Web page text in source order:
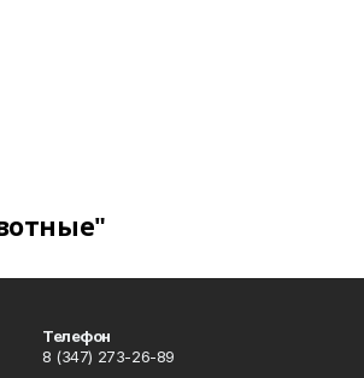
Телефон
8 (347) 273-26-89